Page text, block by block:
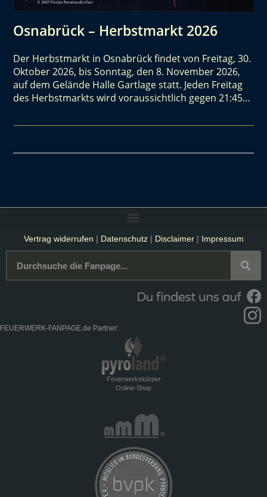
Osnabrück – Herbstmarkt 2026
Der Herbstmarkt in Osnabrück findet von Freitag, 30.
Oktober 2026, bis Sonntag, den 8. November 2026,
auf dem Gelände Halle Gartlage statt. Jeden Freitag
des Herbstmarkts wird voraussichtlich gegen 21:45…
Vertrag widerrufen | Datenschutz| Disclaimer| Impressum
FEUERWERK-FANPAGE.de Partner:
Feuerwerkskörper
Online-Shop